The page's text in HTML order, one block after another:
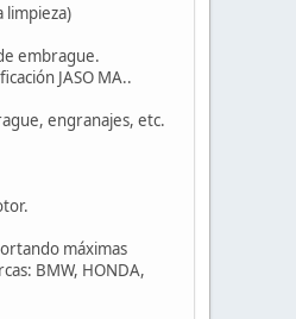
limpieza)
embrague.
JASO MA..
engranajes, etc.
máximas
BMW, HONDA,